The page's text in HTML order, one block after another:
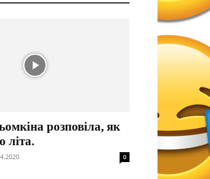
розповіла, як
літа.
0